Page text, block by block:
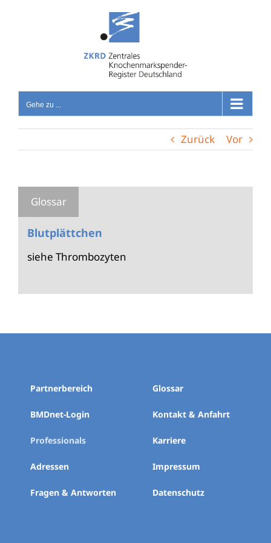
Gehe zu ...
Zurück Vor
Blutplättchen
siehe Thrombozyten
Partnerbereich
BMDnet-Login
Professionals
Adressen
Fragen & Antworten
Glossar
Kontakt & Anfahrt
Karriere
Impressum
Datenschutz